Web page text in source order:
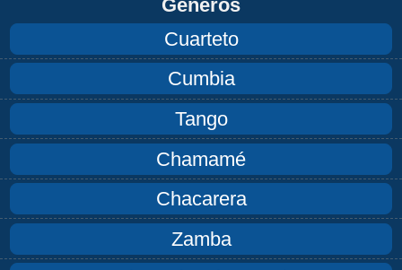
Géneros
Cuarteto
Cumbia
Tango
Chamamé
Chacarera
Zamba